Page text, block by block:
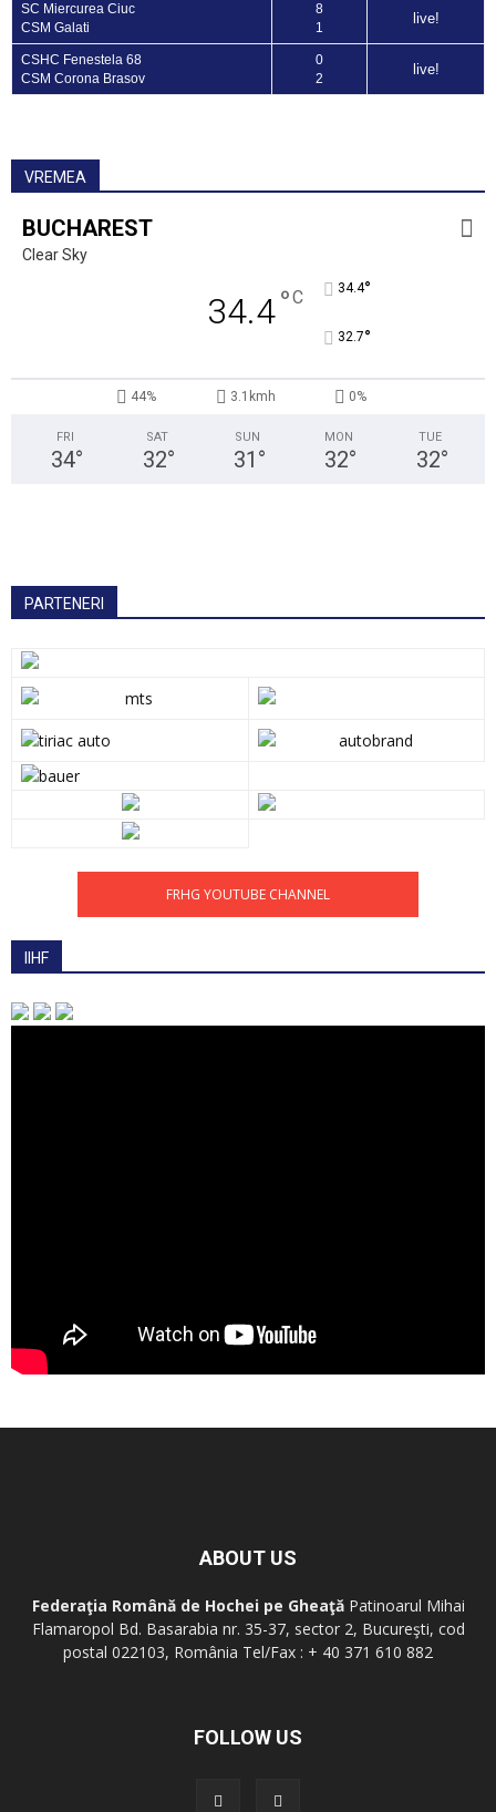
SC Miercurea Ciuc
CSM Galati
8
1
live!
CSHC Fenestela 68
CSM Corona Brasov
0
2
live!
VREMEA
BUCHAREST
Clear Sky
34.4°C 34.4°
32.7°
44% 3.1kmh 0%
FRI
34°
SAT
32°
SUN
31 °
MON
32°
TUE
32°
PARTENERI
FRHG YOUTUBE CHANNEL
IIHF
ABOUT US
Federaţia Română de Hochei pe GheaţăPatinoarul Mihai
Flamaropol Bd. Basarabia nr. 35-37, sector 2, Bucureşti, cod
postal 022103, România Tel/Fax : + 40 371 610 882
FOLLOW US